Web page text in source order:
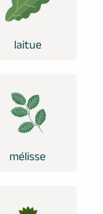
laitue
mélisse